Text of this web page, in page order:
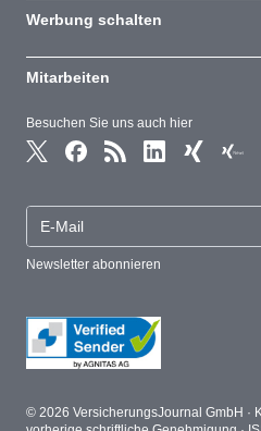
Besuchen Sie uns auch hier
Newsletter abonnieren
Werbung schalten
Mitarbeiten
© 2026 VersicherungsJournal GmbH ·